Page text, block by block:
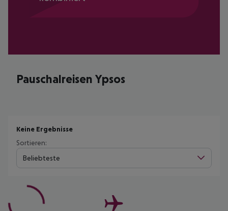
Pauschalreisen Ypsos
Keine Ergebnisse
Sortieren:
Beliebteste